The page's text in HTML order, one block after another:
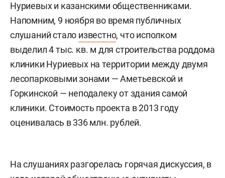
Нуриевых и казанскими общественниками.
Напомним, 9 ноября во время публичных
слушаний стало известно, что исполком
выделил 4 тыс. кв. м для строительства роддома
клиники Нуриевых на территории между двумя
лесопарковыми зонами — Аметьевской и
Горкинской — неподалеку от здания самой
клиники. Стоимость проекта в 2013 году
оценивалась в 336 млн. рублей.
На слушаниях разгорелась горячая дискуссия, в